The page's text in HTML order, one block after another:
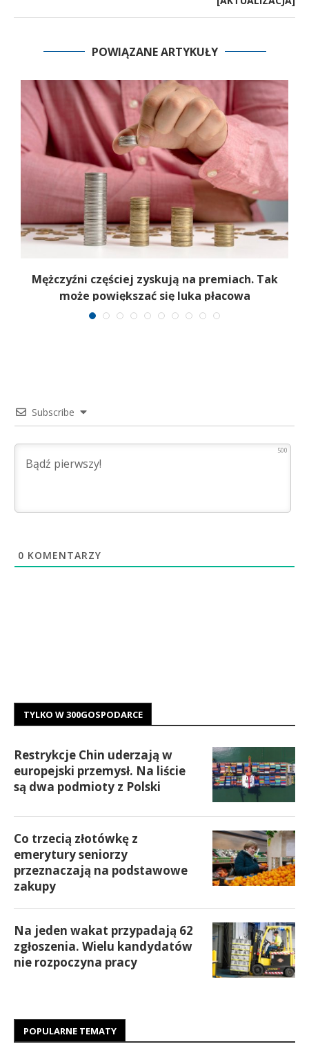
POWIĄZANE ARTYKUŁY
Mężczyźni częściej zyskują na premiach. Tak
może powiększać się luka płacowa
Subscribe
500
0 KOMENTARZY
TYLKO W 300GOSPODARCE
Restrykcje Chin uderzają w
europejski przemysł. Na liście
są dwa podmioty z Polski
Co trzecią złotówkę z
emerytury seniorzy
przeznaczają na podstawowe
zakupy
Na jeden wakat przypadają 62
zgłoszenia. Wielu kandydatów
nie rozpoczyna pracy
POPULARNE TEMATY